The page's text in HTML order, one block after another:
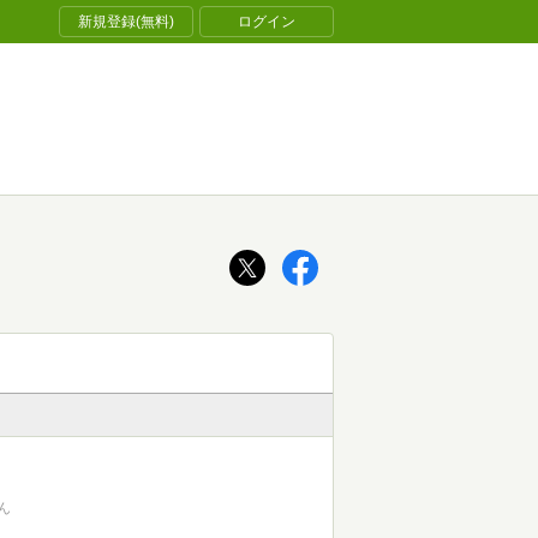
新規登録(無料) ログイン